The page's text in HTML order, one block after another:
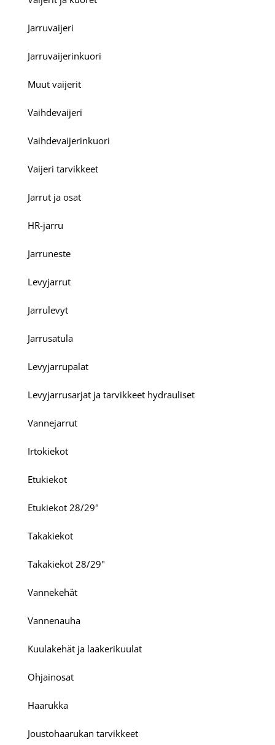
Jarruvaijeri
Jarruvaijerinkuori
Muut vaijerit
Vaihdevaijeri
Vaihdevaijerinkuori
Vaijeri tarvikkeet
Jarrut ja osat
HR-jarru
Jarruneste
Levyjarrut
Jarrulevyt
Jarrusatula
Levyjarrupalat
Levyjarrusarjat ja tarvikkeet hydrauliset
Vannejarrut
Irtokiekot
Etukiekot
Etukiekot 28/29"
Takakiekot
Takakiekot 28/29"
Vannekehät
Vannenauha
Kuulakehät ja laakerikuulat
Ohjainosat
Haarukka
Joustohaarukan tarvikkeet